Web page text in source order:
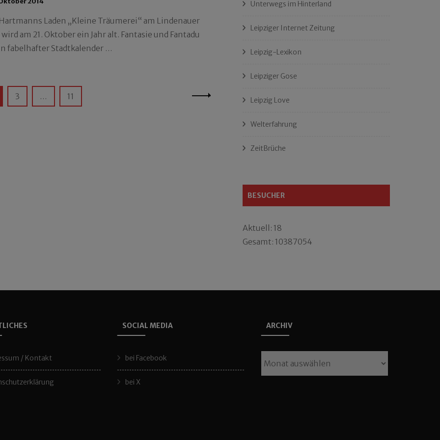
Laden „Kleine Träumerei“ am Lindenauer
am 21. Oktober ein Jahr alt. Fantasie und Fantadu
fabelhafter Stadtkalender …
Seite
3 … Seite
11
Unterwegs im Hinterland
Leipziger Internet Zeitung
Leipzig-Lexikon
Leipziger Gose
Leipzig Love
Welterfahrung
ZeitBrüche
BESUCHER
Aktuell: 18
Gesamt: 10387054
/ Kontakt
SOCIAL MEDIA
bei Facebook
bei X
ARCHIV